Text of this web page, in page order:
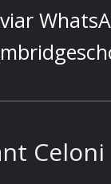
Celoni